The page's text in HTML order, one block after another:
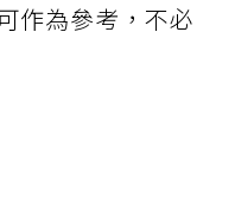
作為參考，不必